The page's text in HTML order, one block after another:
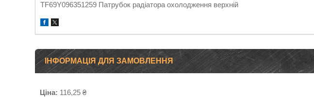
TF69Y096351259 Патрубок радіатора охолодження верхній
ІНФОРМАЦІЯ ДЛЯ ЗАМОВЛЕННЯ
Ціна: 116,25 ₴